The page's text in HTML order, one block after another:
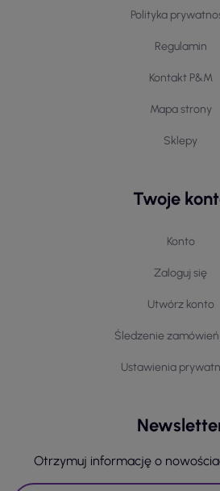
Polityka
Regulamin
Kontakt P&M
Mapa strony
Sklepy
Twoje
Konto
Zaloguj się
Utwórz konto
Śledzenie
Ustawienia
Otrzymuj informację o